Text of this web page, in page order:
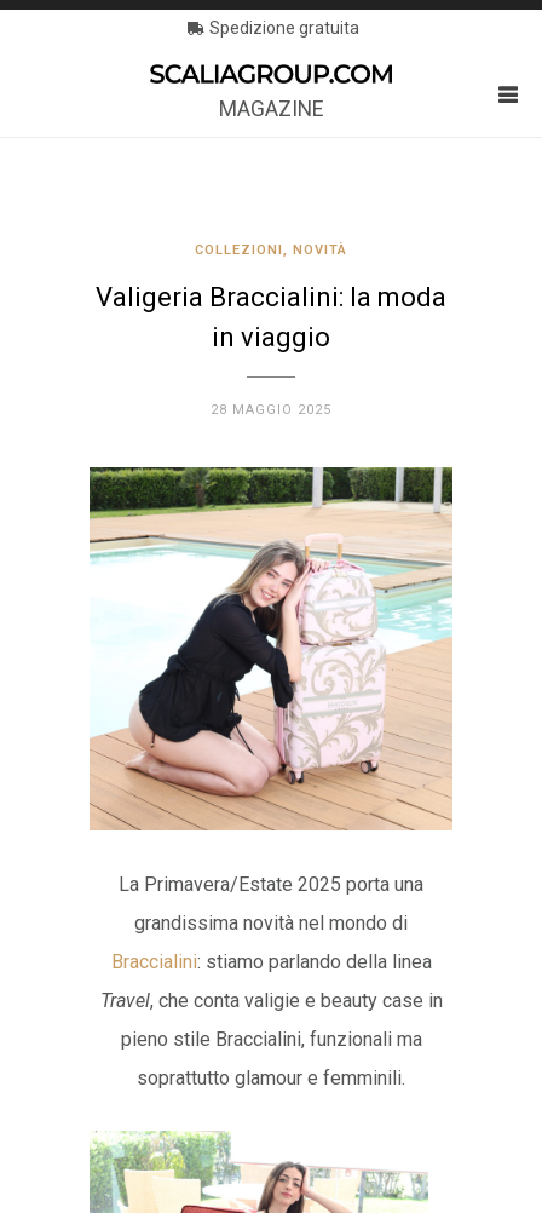
Spedizione gratuita
MAGAZINE
COLLEZIONI, NOVITÀ
Valigeria Braccialini: la moda
in viaggio
28 MAGGIO 2025
La Primavera/Estate 2025 porta una
grandissima novità nel mondo di
Braccialini: stiamo parlando della linea
Travel, che conta valigie e beauty case in
pieno stile Braccialini, funzionali ma
soprattutto glamour e femminili.